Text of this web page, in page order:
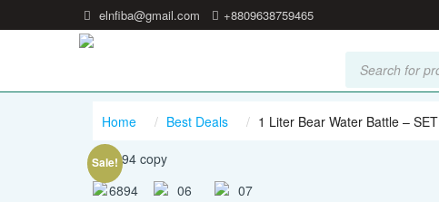
elnfiba@gmail.com +8809638759465
search
Home Best Deals 1 Liter Bear Water Battle – SET
Sale!